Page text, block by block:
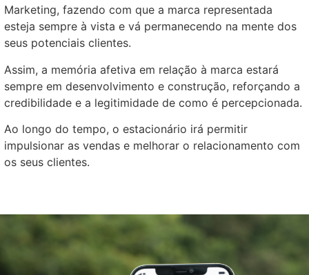
Marketing, fazendo com que a marca representada
esteja sempre à vista e vá permanecendo na mente dos
seus potenciais clientes.
Assim, a memória afetiva em relação à marca estará
sempre em desenvolvimento e construção, reforçando a
credibilidade e a legitimidade de como é percepcionada.
Ao longo do tempo, o estacionário irá permitir
impulsionar as vendas e melhorar o relacionamento com
os seus clientes.